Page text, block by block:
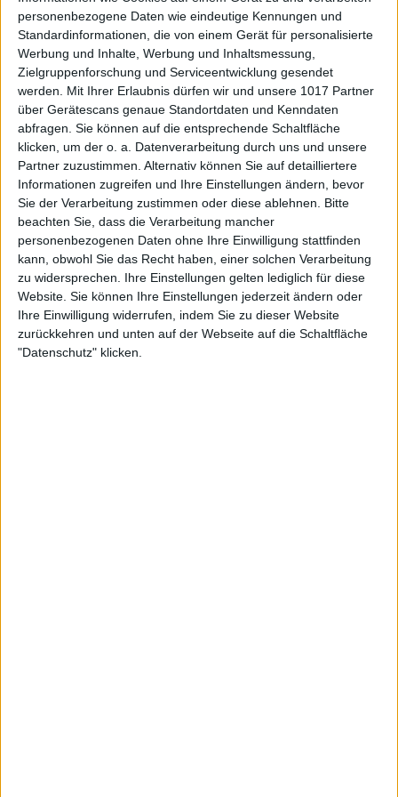
personenbezogene Daten wie eindeutige Kennungen und
Standardinformationen, die von einem Gerät für personalisierte
Werbung und Inhalte, Werbung und Inhaltsmessung,
Zielgruppenforschung und Serviceentwicklung gesendet
werden.
Mit Ihrer Erlaubnis dürfen wir und unsere 1017 Partner
über Gerätescans genaue Standortdaten und Kenndaten
abfragen. Sie können auf die entsprechende Schaltfläche
klicken, um der o. a. Datenverarbeitung durch uns und unsere
Partner zuzustimmen. Alternativ können Sie auf detailliertere
Informationen zugreifen und Ihre Einstellungen ändern, bevor
Sie der Verarbeitung zustimmen oder diese ablehnen.
Bitte
beachten Sie, dass die Verarbeitung mancher
personenbezogenen Daten ohne Ihre Einwilligung stattfinden
kann, obwohl Sie das Recht haben, einer solchen Verarbeitung
zu widersprechen. Ihre Einstellungen gelten lediglich für diese
Website. Sie können Ihre Einstellungen jederzeit ändern oder
Ihre Einwilligung widerrufen, indem Sie zu dieser Website
zurückkehren und unten auf der Webseite auf die Schaltfläche
"Datenschutz" klicken.